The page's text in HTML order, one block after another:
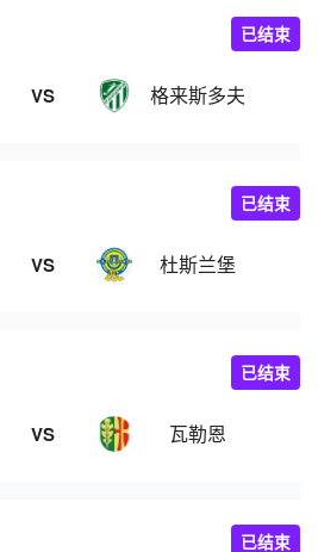
VS 格来斯多夫
已结束
VS 杜斯兰堡
已结束
VS 瓦勒恩
已结束
已结束